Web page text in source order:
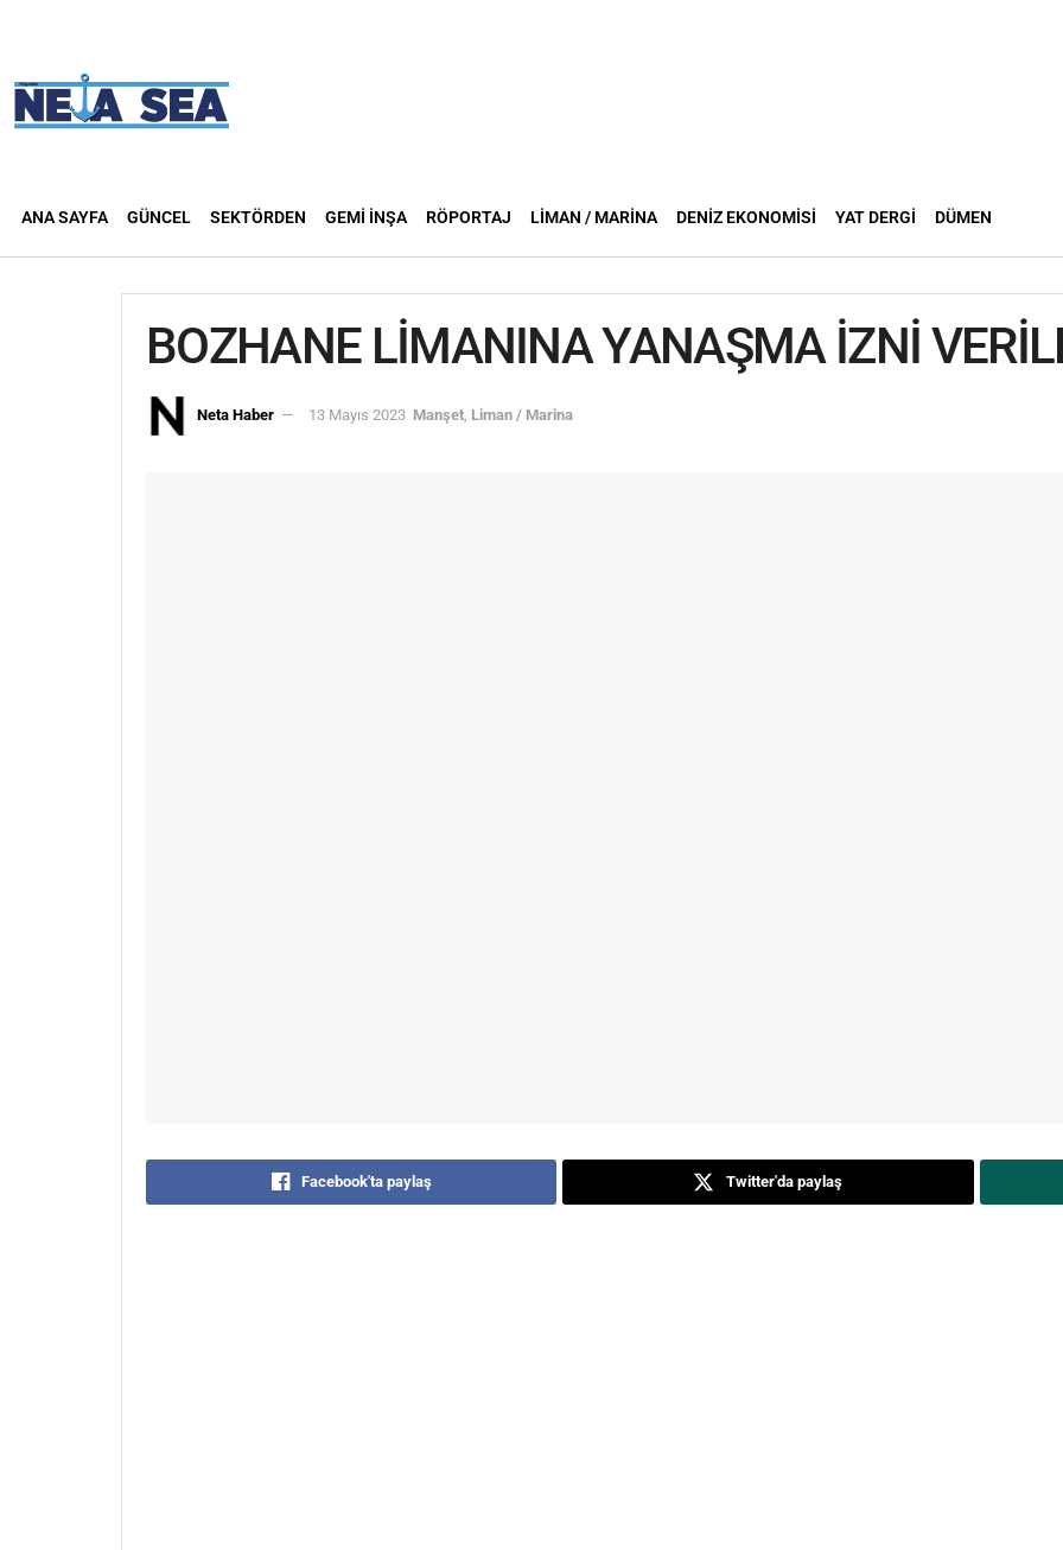
ANA SAYFA GÜNCEL SEKTÖRDEN GEMI İNŞA RÖPORTAJ LIMAN / MARINA DENIZ EKONOMISI YAT DERGI DÜMEN
BOZHANE LİMANINA YANAŞMA İZNİ
Neta Haber 13 Mayıs 2023 Manşet Liman / Marina
Facebook'ta paylaş Twitter'da paylaş